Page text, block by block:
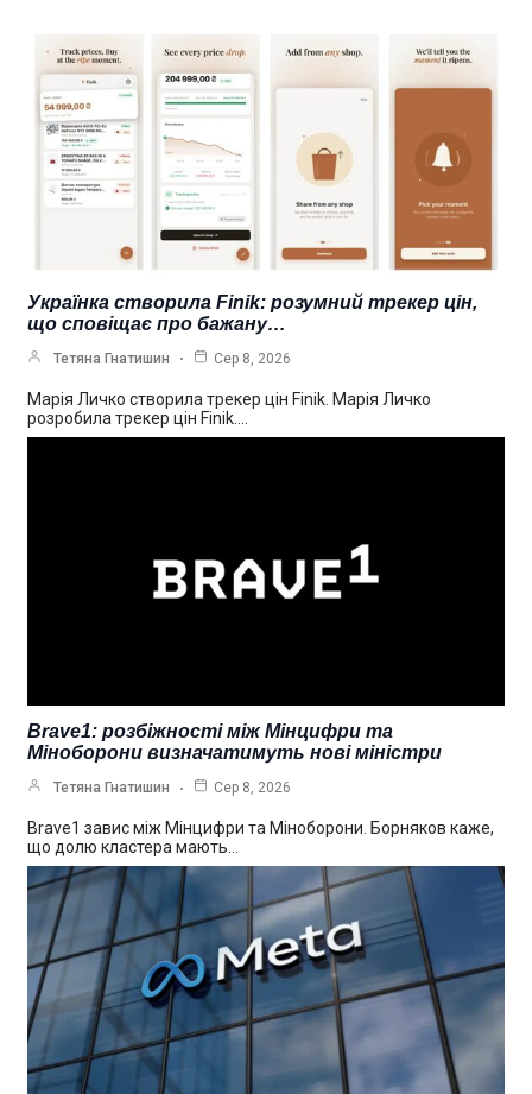
Українка створила Finik: розумний трекер цін,
що сповіщає про бажану…
Тетяна Гнатишин Сер 8, 2026
Марія Личко створила трекер цін Finik. Марія Личко
розробила трекер цін Finik.…
Brave1: розбіжності між Мінцифри та
Міноборони визначатимуть нові міністри
Тетяна Гнатишин Сер 8, 2026
Brave1 завис між Мінцифри та Міноборони. Борняков каже,
що долю кластера мають…